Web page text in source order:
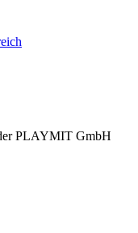
PLAYMIT GmbH